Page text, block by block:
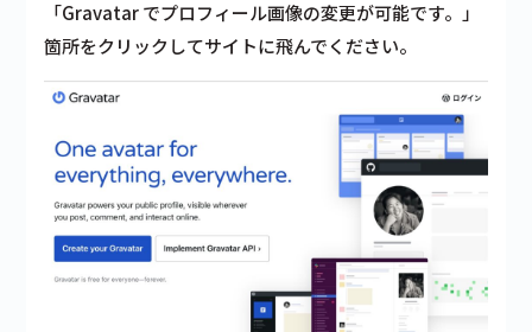
「Gravatar でプロフィール画像の変更が可能です。」
箇所をクリックしてサイトに飛んでください。